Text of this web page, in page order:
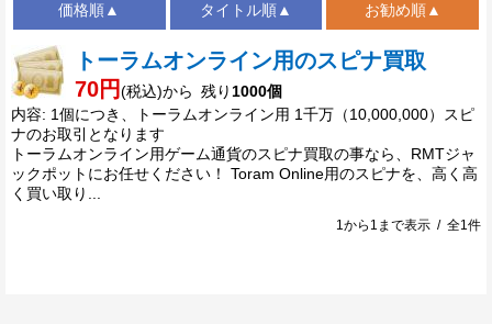
価格順▲ タイトル順▲ お勧め順▲
トーラムオンライン用のスピナ買取
70円(税込)から 残り 1000個
内容: 1個につき、トーラムオンライン用 1千万（10,000,000）スピ
ナのお取引となります
トーラムオンライン用ゲーム通貨のスピナ買取の事なら、RMTジャ
ックポットにお任せください！ Toram Online用のスピナを、高く高
く買い取り...
1から1まで表示 / 全1件